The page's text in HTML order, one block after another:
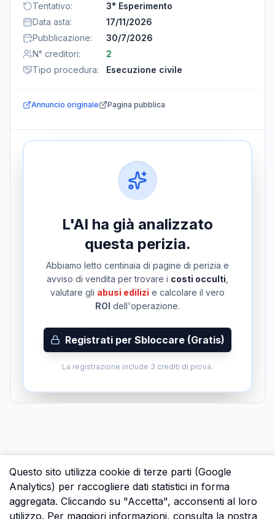
Tentativo:
3° Esperimento
Data asta:
17/11/2026
Pubblicazione:
30/7/2026
N° creditori:
2
Tipo procedura: Esecuzione civile
Annuncio originale Pagina pubblica
L'AI ha già analizzato
questa perizia.
Abbiamo letto centinaia di pagine di perizia e
avviso di vendita per trovare i costi occulti
valutare gli abusi edilizi e calcolare il vero
ROI dell'operazione.
Registrati per Sbloccare (Gratis)
La registrazione include 3 crediti di prova.
Questo sito utilizza cookie di terze parti (Google
Analytics) per raccogliere dati statistici in forma
aggregata. Cliccando su "Accetta", acconsenti al loro
utilizzo. Per maggiori informazioni, consulta la nostra